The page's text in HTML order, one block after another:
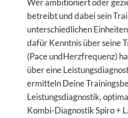
Wer ambitioniert oder
betreibt und dabei sein
unterschiedlichen
dafür Kenntnis über seine
(Pace undHerzfrequenz)
über eine
ermitteln Deine
Leistungsdiagnostik,
Kombi-Diagnostik Spiro +